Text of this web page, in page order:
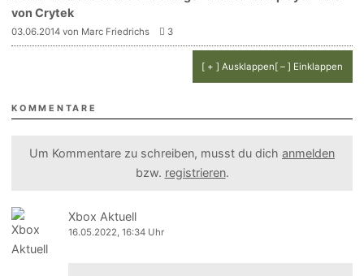
von Crytek
03.06.2014 von Marc Friedrichs 3
[ + ] Ausklappen[ – ] Einklappen
KOMMENTARE
Um Kommentare zu schreiben, musst du dich anmelden
bzw. registrieren.
Xbox Aktuell
16.05.2022, 16:34 Uhr